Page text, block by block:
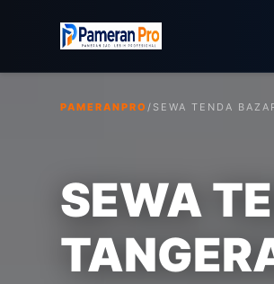
PAMERANPRO/ SEWA TENDA
SEWA